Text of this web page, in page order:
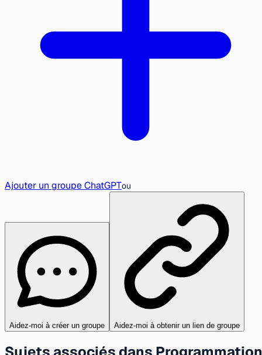
Ajouter un groupe ChatGPTou
Aidez-moi à créer un groupe Aidez-moi à obtenir un lien de groupe